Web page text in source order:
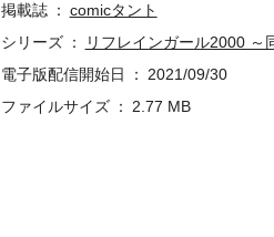
掲載誌
comicタント
シリーズ
リフレインガール2000 ～
電子版配信開始日
2021/09/30
ファイルサイズ
2.77 MB